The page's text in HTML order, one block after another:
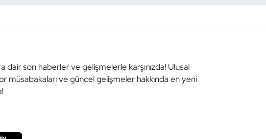
dair son haberler ve gelişmelerle karşınızda! Ulusal
müsabakaları ve güncel gelişmeler hakkında en yeni